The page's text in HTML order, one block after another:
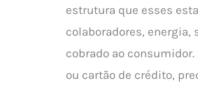
estrutura que esses
colaboradores,
cobrado ao
ou cartão de crédito,